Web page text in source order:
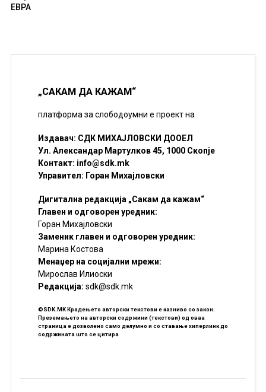
ЕВРА
„САКАМ ДА КАЖАМ“
платформа за слободоумни е проект на
Издавач: СДК МИХАЈЛОВСКИ ДООЕЛ
Ул. Александар Мартулков 45, 1000 Скопје
Контакт: info@sdk.mk
Управител: Горан Михајловски
Дигитална редакција „Сакам да кажам“
Главен и одговорен уредник:
Горан Михајловски
Заменик главен и одговорен уредник:
Марина Костова
Менаџер на социјални мрежи:
Мирослав Илиоски
Редакцијa: sdk@sdk.mk
©SDK.MK Крадењето авторски текстови е казниво со закон.
Преземањето на авторски содржини (текстови) од оваа
страница е дозволено само делумно и со ставање хиперлинк до
содржината што се цитира